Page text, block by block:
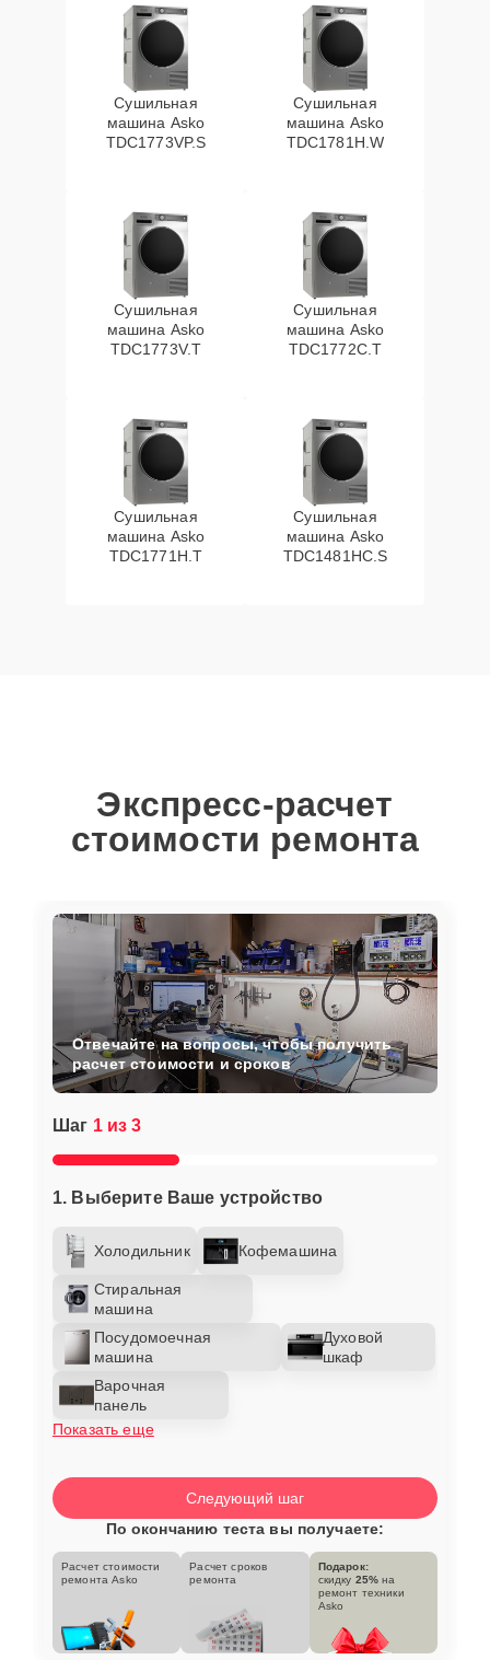
Сушильная
машина Asko
TDC1773VP.S
Сушильная
машина Asko
TDC1781H.W
Сушильная
машина Asko
TDC1773V.T
Сушильная
машина Asko
TDC1772C.T
Сушильная
машина Asko
TDC1771H.T
Сушильная
машина Asko
TDC1481HC.S
Экспресс-расчет
стоимости ремонта
Шаг 1 из 3
1. Выберите Ваше устройство
Холодильник Кофемашина
Стиральная
машина
Посудомоечная
машина
Духовой
шкаф
Варочная
панель
Показать еще
Отвечайте на вопросы, чтобы получить
расчет стоимости и сроков
Следующий шаг
По окончанию теста вы получаете:
Расчет стоимости
ремонта Asko
Расчет сроков
ремонта
Подарок:
скидку 25% на
ремонт техники
Asko